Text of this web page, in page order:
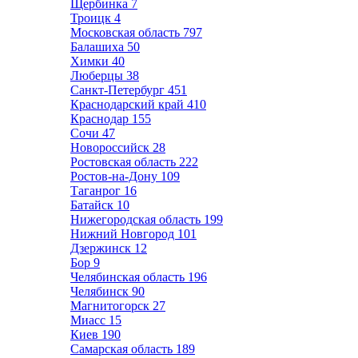
Щербинка 7
Троицк 4
Московская область 797
Балашиха 50
Химки 40
Люберцы 38
Санкт-Петербург 451
Краснодарский край 410
Краснодар 155
Сочи 47
Новороссийск 28
Ростовская область 222
Ростов-на-Дону 109
Таганрог 16
Батайск 10
Нижегородская область 199
Нижний Новгород 101
Дзержинск 12
Бор 9
Челябинская область 196
Челябинск 90
Магнитогорск 27
Миасс 15
Киев 190
Самарская область 189